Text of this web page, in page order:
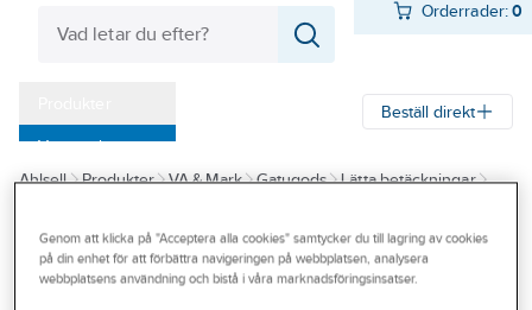
Orderrader:0
Varumärken
Kampanjer
Outlet
Branscher
Beställ direkt
Ahlsell Produkter VA & Mark Gatugods
Lätta betäckningar
A-COLLECTION
Lätt betäckning,
Genom att klicka på "Acceptera alla cookies" samtycker du till lagring av cookies
på din enhet för att förbättra navigeringen på webbplatsen, analysera
webbplatsens användning och bistå i våra marknadsföringsinsatser.